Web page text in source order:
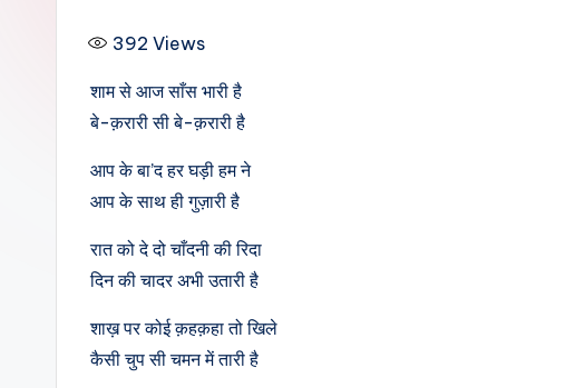
392 Views
शाम से आज साँस भारी है
बे-क़रारी सी बे-क़रारी है
आप के बा’द हर घड़ी हम ने
आप के साथ ही गुज़ारी है
रात को दे दो चाँदनी की रिदा
दिन की चादर अभी उतारी है
शाख़ पर कोई क़हक़हा तो खिले
कैसी चुप सी चमन में तारी है